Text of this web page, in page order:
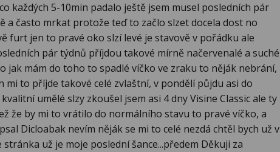
každých 5-10min padalo ještě jsem musel posledních pár
a často mrkat protože teď to začlo slzet docela dost no
furt jen to pravé oko slzí levé je stavově v pořádku ale
pár týdnů příjdou takové mírně načervenalé a suché
jak mám do toho to spadlé víčko ve zraku to něják nebrání,
mi to příjde takové celé zvlaštní, v pondělí půjdu asi do
umělé slzy zkoušel jsem asi 4 dny Visine Classic ale ty
že by mi to vrátilo do normálního stavu to pravé víčko, a
Dicloabak nevím něják se mi to celé nezdá chtěl bych už v
už je moje poslední šance...předem Děkuji za